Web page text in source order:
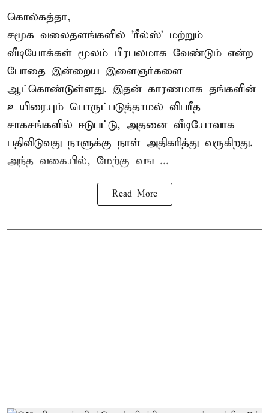
கொல்கத்தா,
சமூக வலைதளங்களில் 'ரீல்ஸ்' மற்றும்
வீடியோக்கள் மூலம் பிரபலமாக வேண்டும் என்ற
போதை இன்றைய இளைஞர்களை
ஆட்கொண்டுள்ளது. இதன் காரணமாக தங்களின்
உயிரையும் பொருட்படுத்தாமல் விபரீத
சாகசங்களில் ஈடுபட்டு, அதனை வீடியோவாக
பதிவிடுவது நாளுக்கு நாள் அதிகரித்து வருகிறது.
அந்த வகையில், மேற்கு வங ...
Read More